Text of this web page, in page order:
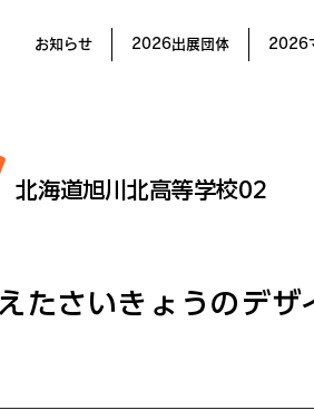
お知らせ 2026出展団体 2026
北海道旭川北高等学校02
たさいきょうのデザ